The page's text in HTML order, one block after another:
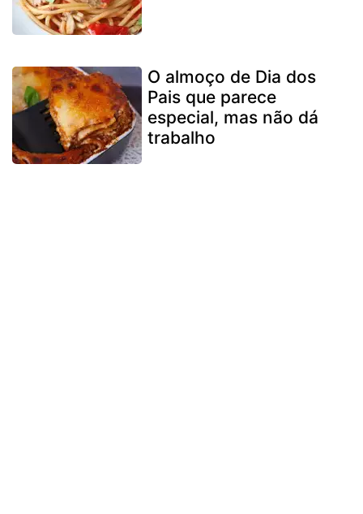
O almoço de Dia dos
Pais que parece
especial, mas não dá
trabalho